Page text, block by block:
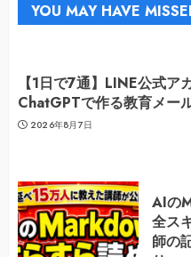
YOU MAY HAVE
【1日で7通】LINE公式
ChatGPTで作る教育メー
2026年8月7日
AIの
全ス
師の